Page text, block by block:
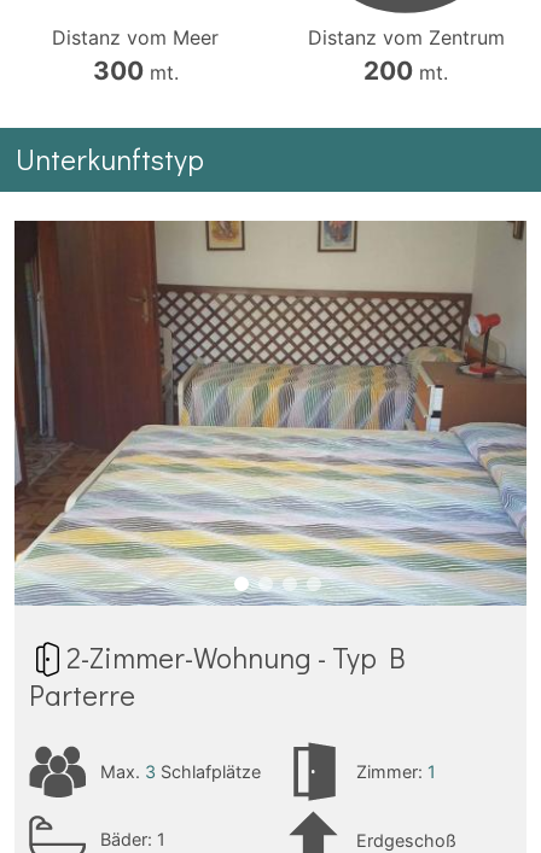
Distanz vom Meer
300mt.
Distanz vom Zentrum
200 mt.
Unterkunftstyp
2-Zimmer-Wohnung - Typ B
Parterre
Max. 3 Schlafplätze Zimmer: 1
Bäder: 1 Erdgeschoß